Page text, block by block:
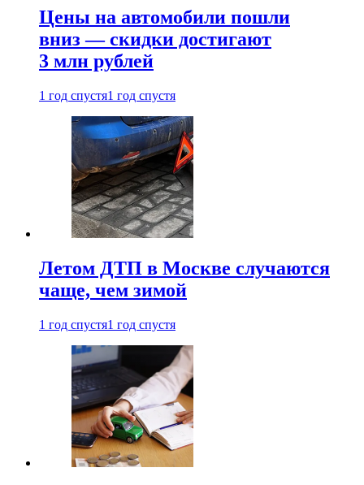
Цены на автомобили пошли
вниз — скидки достигают
3 млн рублей
1 год спустя1 год спустя
Летом ДТП в Москве случаются
чаще, чем зимой
1 год спустя1 год спустя